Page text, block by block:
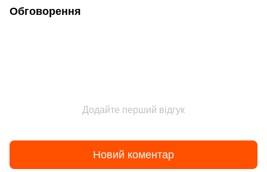
Обговорення
Додайте перший відгук
Новий коментар